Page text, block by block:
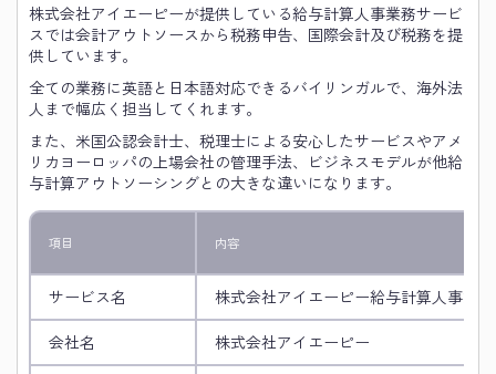
株式会社アイエーピーが提供している給与計算人事業務サービ
スでは会計アウトソースから税務申告、国際会計及び税務を提
供しています。
全ての業務に英語と日本語対応できるバイリンガルで、海外法
人まで幅広く担当してくれます。
また、米国公認会計士、税理士による安心したサービスやアメ
リカヨーロッパの上場会社の管理手法、ビジネスモデルが他給
与計算アウトソーシングとの大きな違いになります。
項目 内容
サービス名 株式会社アイエーピー給与計算人事業
会社名 株式会社アイエーピー